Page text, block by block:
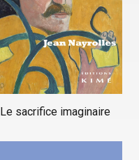
Le sacrifice imaginaire